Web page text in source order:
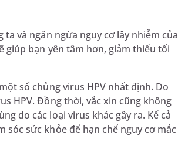
và ngăn ngừa nguy cơ lây nhiễm của
giúp bạn yên tâm hơn, giảm thiểu tối
số chủng virus HPV nhất định. Do
HPV. Đồng thời, vắc xin cũng không
do các loại virus khác gây ra. Kể cả
sóc sức khỏe để hạn chế nguy cơ mắc